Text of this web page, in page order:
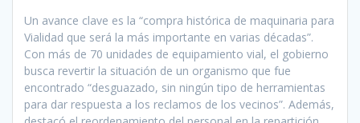
Un avance clave es la “compra histórica de maquinaria para
Vialidad que será la más importante en varias décadas”.
Con más de 70 unidades de equipamiento vial, el gobierno
busca revertir la situación de un organismo que fue
encontrado “desguazado, sin ningún tipo de herramientas
para dar respuesta a los reclamos de los vecinos”. Además,